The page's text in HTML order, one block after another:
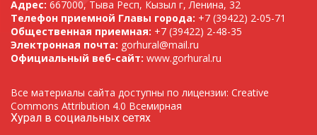
Адрес: 667000, Тыва Респ, Кызыл г, Ленина, 32
Телефон приемной Главы города: +7 (39422) 2-05-71
Общественная приемная: +7 (39422) 2-48-35
Электронная почта: gorhural@mail.ru
Официальный веб-сайт: www.gorhural.ru
Все материалы сайта доступны по лицензии: Creative
Commons Attribution 4.0 Всемирная
Хурал в социальных сетях